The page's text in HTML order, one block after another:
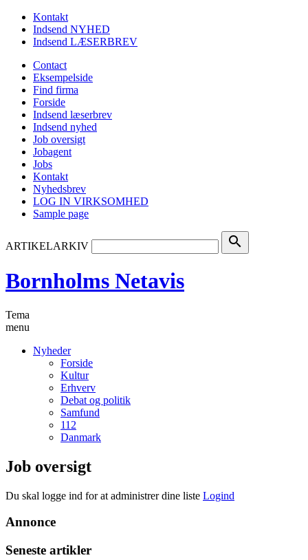
Kontakt
Indsend NYHED
Indsend LÆSERBREV
Contact
Eksempelside
Find firma
Forside
Indsend læserbrev
Indsend nyhed
Job oversigt
Jobagent
Jobs
Kontakt
Nyhedsbrev
LOG IN VIRKSOMHED
Sample page
ARTIKELARKIV search
Bornholms Netavis
Tema
menu
Nyheder
Forside
Kultur
Erhverv
Debat og politik
Samfund
112
Danmark
Job oversigt
Du skal logge ind for at administrer dine liste Logind
Annonce
Seneste artikler